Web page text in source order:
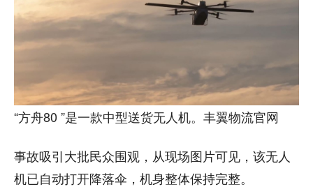
“方舟80 ”是一款中型送货无人机。丰翼物流官网
事故吸引大批民众围观，从现场图片可见，该无人
机已自动打开降落伞，机身整体保持完整。